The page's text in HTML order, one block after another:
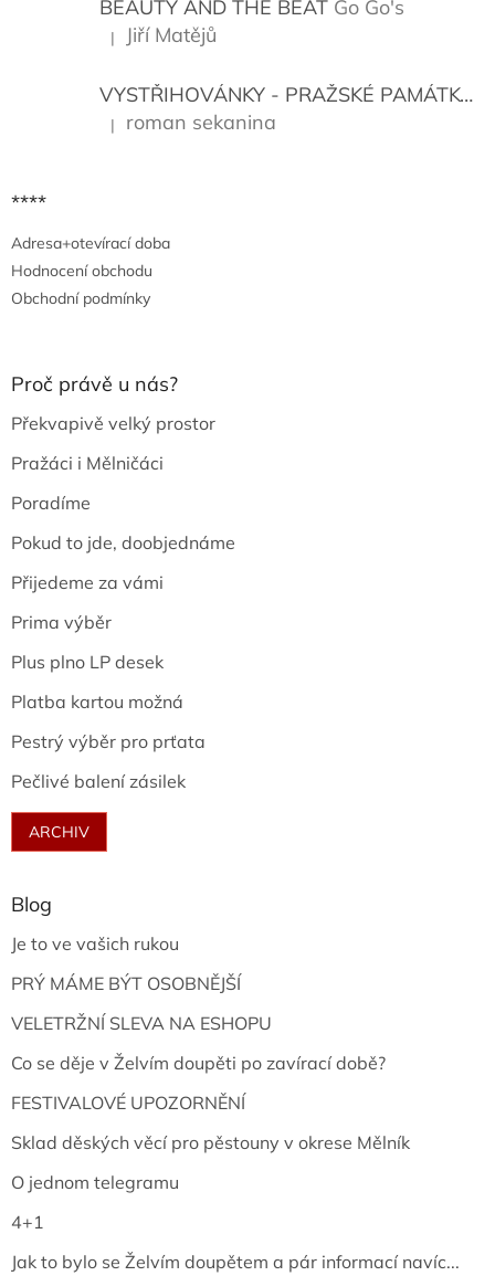
BEAUTY AND THE BEAT Go Go's
Hodnocení produktu je 5 z 5 hvězdiček.
| Jiří Matějů
VYSTŘIHOVÁNKY - PRAŽSKÉ PAMÁTKY
Hodnocení produktu je 5 z 5 hvězdiček.
| roman sekanina
****
Adresa+otevírací doba
Hodnocení obchodu
Obchodní podmínky
Proč právě u nás?
Překvapivě velký prostor
Pražáci i Mělničáci
Poradíme
Pokud to jde, doobjednáme
Přijedeme za vámi
Prima výběr
Plus plno LP desek
Platba kartou možná
Pestrý výběr pro prťata
Pečlivé balení zásilek
ARCHIV
Blog
Je to ve vašich rukou
PRÝ MÁME BÝT OSOBNĚJŠÍ
VELETRŽNÍ SLEVA NA ESHOPU
Co se děje v Želvím doupěti po zavírací době?
FESTIVALOVÉ UPOZORNĚNÍ
Sklad děských věcí pro pěstouny v okrese Mělník
O jednom telegramu
4+1
Jak to bylo se Želvím doupětem a pár informací navíc...